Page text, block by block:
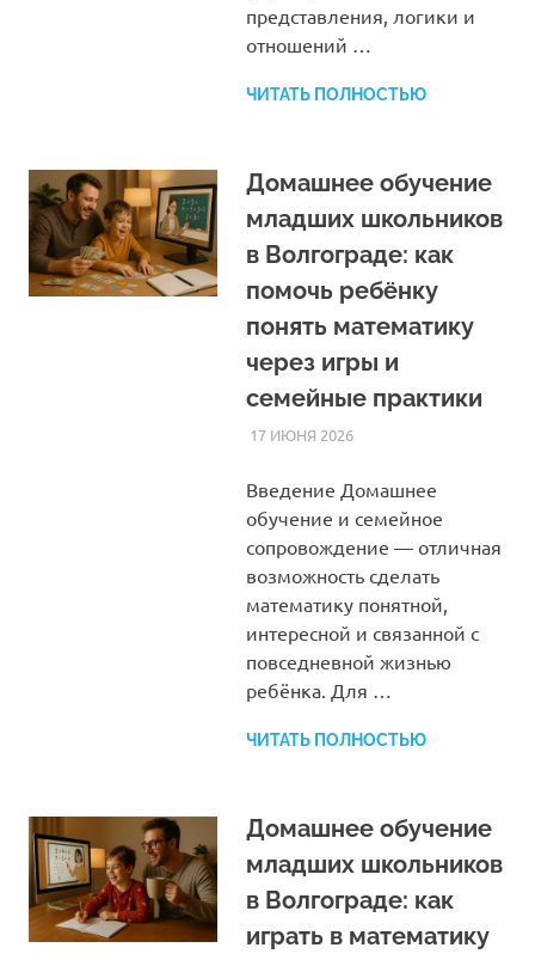
представления, логики и
отношений …
ЧИТАТЬ ПОЛНОСТЬЮ
Домашнее обучение
младших школьников
в Волгограде: как
помочь ребёнку
понять математику
через игры и
семейные практики
17 ИЮНЯ 2026HOMELESSONS
СТАТЬИ
Введение Домашнее
обучение и семейное
сопровождение — отличная
возможность сделать
математику понятной,
интересной и связанной с
повседневной жизнью
ребёнка. Для …
ЧИТАТЬ ПОЛНОСТЬЮ
Домашнее обучение
младших школьников
в Волгограде: как
играть в математику